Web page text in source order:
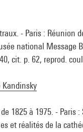
- Paris : Réunion
national Message
cit. p. 62, reprod.
1825 à 1975. - Paris
et réalités de la